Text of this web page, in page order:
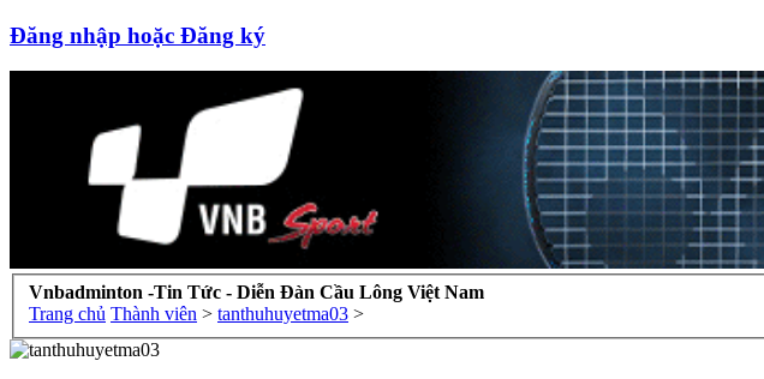
Đăng nhập hoặc Đăng ký
Vnbadminton -Tin Tức - Diễn Đàn Cầu Lông Việt Nam
Trang chủ Thành viên > tanthuhuyetma03 >